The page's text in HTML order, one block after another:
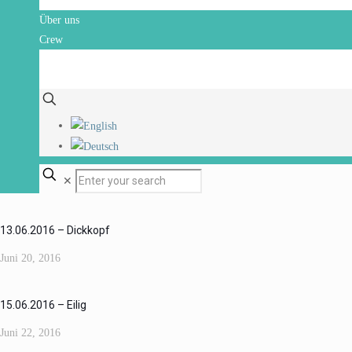
Über uns
Crew
✕
13.06.2016 – Dickkopf
Juni 20, 2016
15.06.2016 – Eilig
Juni 22, 2016